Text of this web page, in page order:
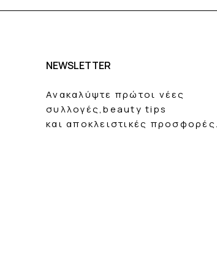
Diffuser στην Ελλάδα κι
NEWSLETTER
Ανακαλύψτε πρώτοι νέες
συλλογές,beauty tips
και αποκλειστικές προσφορές.